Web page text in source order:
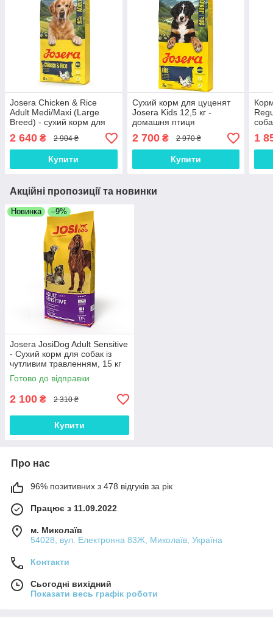
Josera Chicken & Rice
Adult Medi/Maxi (Large
Breed) - сухий корм для
дорослих собак великих
порід 12,5 кг
2 640 ₴ 2 904 ₴
Купити
Сухий корм для цуценят
Josera Kids 12,5 кг -
домашня птиця
2 700₴ 2 970 ₴
Купити
1
Акційні пропозиції та новинки
Новинка –9%
Josera JosiDog Adult Sensitive
- Сухий корм для собак із
чутливим травленням, 15 кг
Готово до відправки
2 100 ₴ 2 310 ₴
Купити
Про нас
96% позитивних з 478 відгуків за рік
Працює з 11.09.2022
м. Миколаїв
54028, вул. Електронна 83Ж, Миколаїв, Україна
Контакти
Сьогодні вихідний
Показати весь графік роботи